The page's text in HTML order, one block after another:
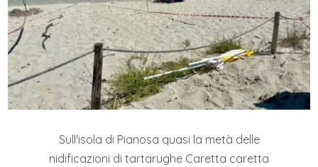
Sull'isola di Pianosa quasi la metà delle
nidificazioni di tartarughe Caretta caretta